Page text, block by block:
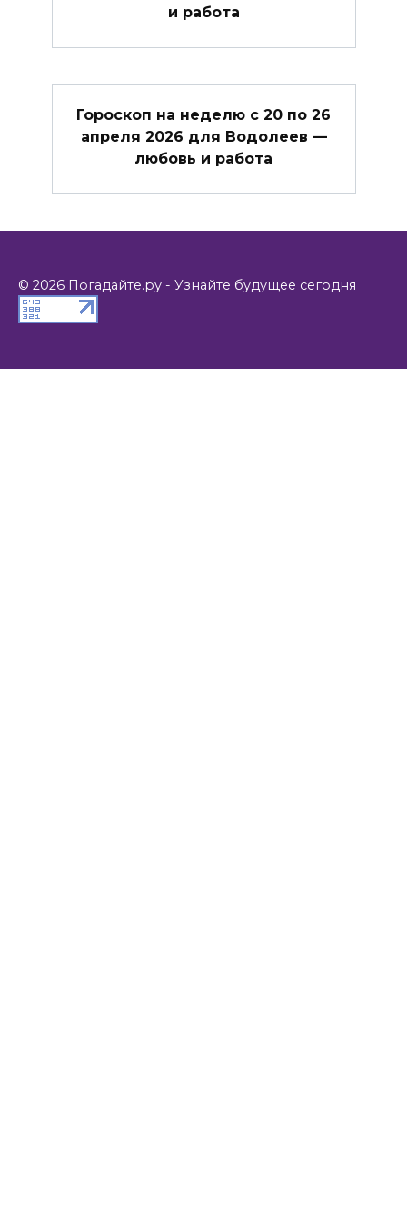
и работа
Гороскоп на неделю с 20 по 26
апреля 2026 для Водолеев —
любовь и работа
© 2026 Погадайте.ру - Узнайте будущее сегодня